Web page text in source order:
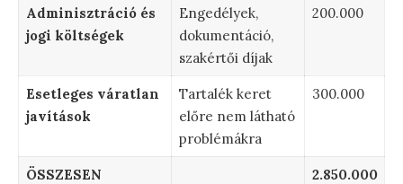
Adminisztráció és
jogi költségek
Engedélyek,
dokumentáció,
szakértői díjak
200.000
Esetleges váratlan
javítások
Tartalék keret
előre nem látható
problémákra
300.000
ÖSSZESEN
2.850.000